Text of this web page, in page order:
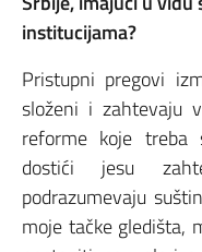
institucijama?
Pristupni pregovi
složeni i zahtevaju
reforme koje treba
dostići jesu
podrazumevaju
moje tačke gledišta,